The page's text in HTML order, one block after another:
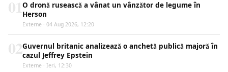
O dronă rusească a vânat un vânzător de legume în
Herson
Externe · 04 Aug 2026, 12:20
Guvernul britanic analizează o anchetă publică majoră în
cazul Jeffrey Epstein
Externe · Ieri, 12:30